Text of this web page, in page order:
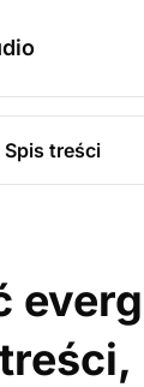
Spis treści